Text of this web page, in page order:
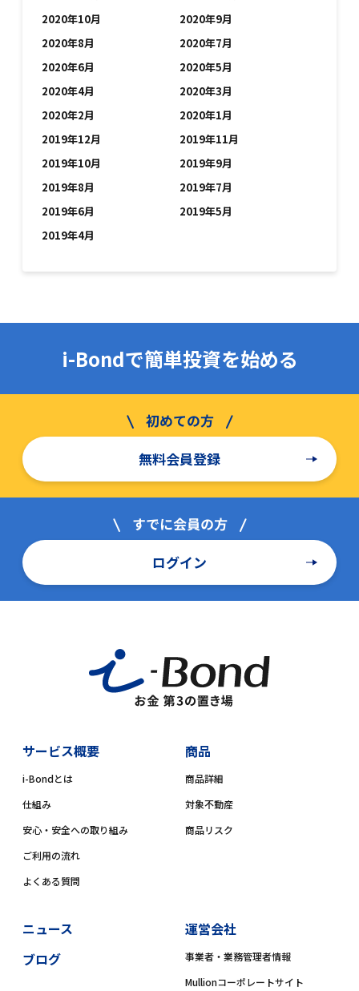
2020年10月
2020年9月
2020年8月
2020年7月
2020年6月
2020年5月
2020年4月
2020年3月
2020年2月
2020年1月
2019年12月
2019年11月
2019年10月
2019年9月
2019年8月
2019年7月
2019年6月
2019年5月
2019年4月
i-Bondで簡単投資を始める
無料会員登録
ログイン
サービス概要
i-Bondとは
仕組み
安心・安全への取り組み
ご利用の流れ
よくある質問
商品
商品詳細
対象不動産
商品リスク
ニュース
ブログ
運営会社
事業者・業務管理者情報
Mullionコーポレートサイト